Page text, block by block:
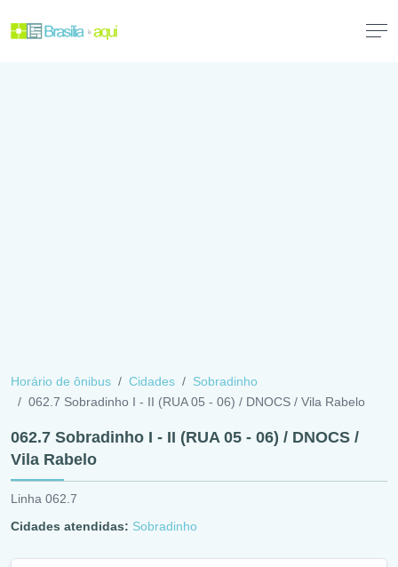
Horário de ônibus Cidades
Sobradinho
062.7 Sobradinho I - II (RUA 05 - 06) / DNOCS / Vila Rabelo
062.7 Sobradinho I - II (RUA 05 - 06) / DNOCS /
Vila Rabelo
Linha 062.7
Cidades atendidas: Sobradinho